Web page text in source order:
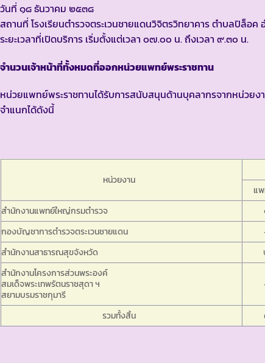
วันที่ ๑๘ ธันวาคม ๒๕๓๘
สถานที่ โรงเรียนตำรวจตระเวนชายแดนวิจิตรวิทยาคาร ตำบลปิล็อ
ระยะเวลาที่เปิดบริการ เริ่มตั้งแต่เวลา ๐๗.๐๐ น. ถึงเวลา ๙.๓๐ น.
จำนวนเจ้าหน้าที่ทั้งหมดที่ออกหน่วยแพทย์พระราชทาน
หน่วยแพทย์พระราชทานได้รับการสนับสนุนด้านบุคลากรจากหน่วย
จำแนกได้ดังนี้
หน่วยงาน
แ
สำนักงานแพทย์ใหญ่กรมตำรวจ
กองบัญชาการตำรวจตระเวนชายแดน
สำนักงานสาธารณสุขจังหวัด
สำนักงานโครงการส่วนพระองค์
สมเด็จพระเทพรัตนราชสุดา ฯ
สยามบรมราชกุมารี
รวมทั้งสิ้น